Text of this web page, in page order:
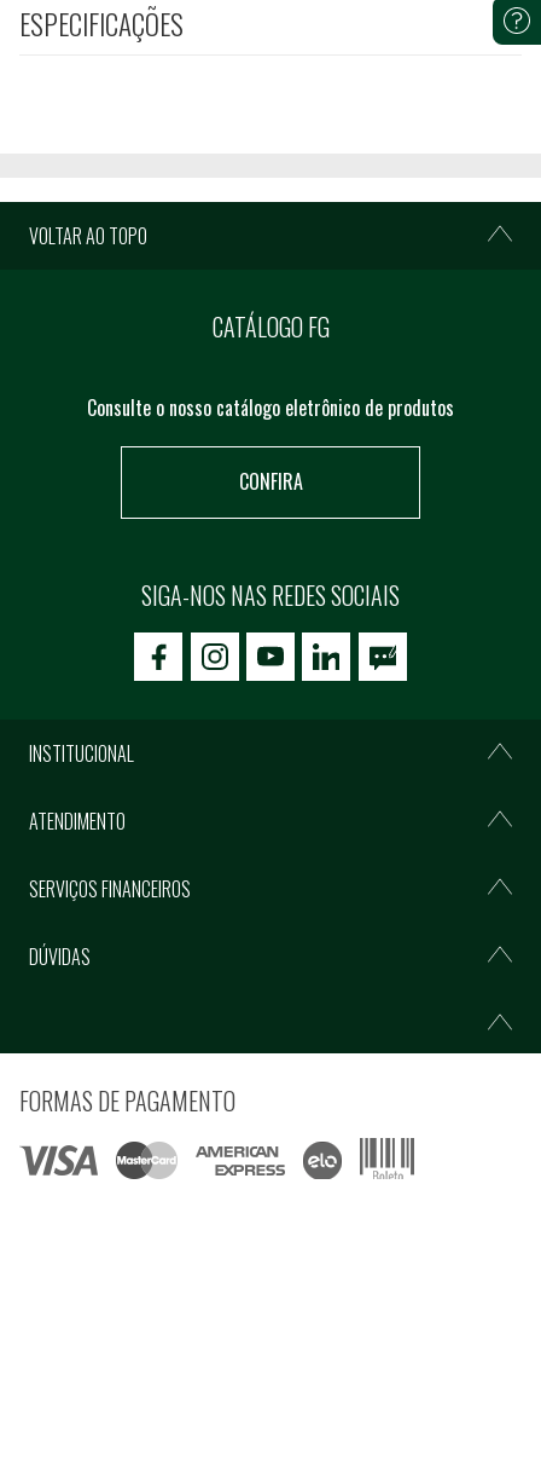
ESPECIFICAÇÕES
VOLTAR AO TOPO
CATÁLOGO FG
Consulte o nosso catálogo eletrônico de produtos
CONFIRA
SIGA-NOS NAS REDES SOCIAIS
icon-facebookicon-social02icon-social03
INSTITUCIONAL
ATENDIMENTO
SERVIÇOS FINANCEIROS
DÚVIDAS
FORMAS DE PAGAMENTO